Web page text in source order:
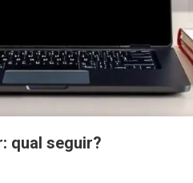
qual seguir?